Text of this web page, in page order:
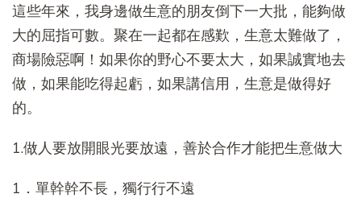
這些年來，我身邊做生意的朋友倒下一大批，能夠做
大的屈指可數。聚在一起都在感歎，生意太難做了，
商場險惡啊！如果你的野心不要太大，如果誠實地去
做，如果能吃得起虧，如果講信用，生意是做得好
的。
1.做人要放開眼光要放遠，善於合作才能把生意做大
1．單幹幹不長，獨行行不遠